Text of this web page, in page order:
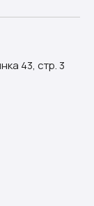
43, стр. 3